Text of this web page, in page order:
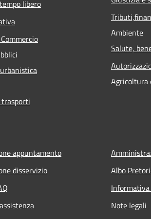
libero
Ambiente
Salute,
Agricoltura
appuntamento
disservizio
Albo
Note legali